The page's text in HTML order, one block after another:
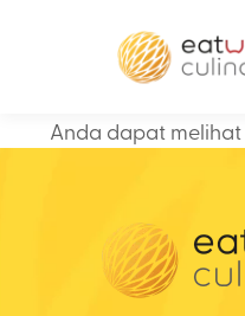
Anda dapat